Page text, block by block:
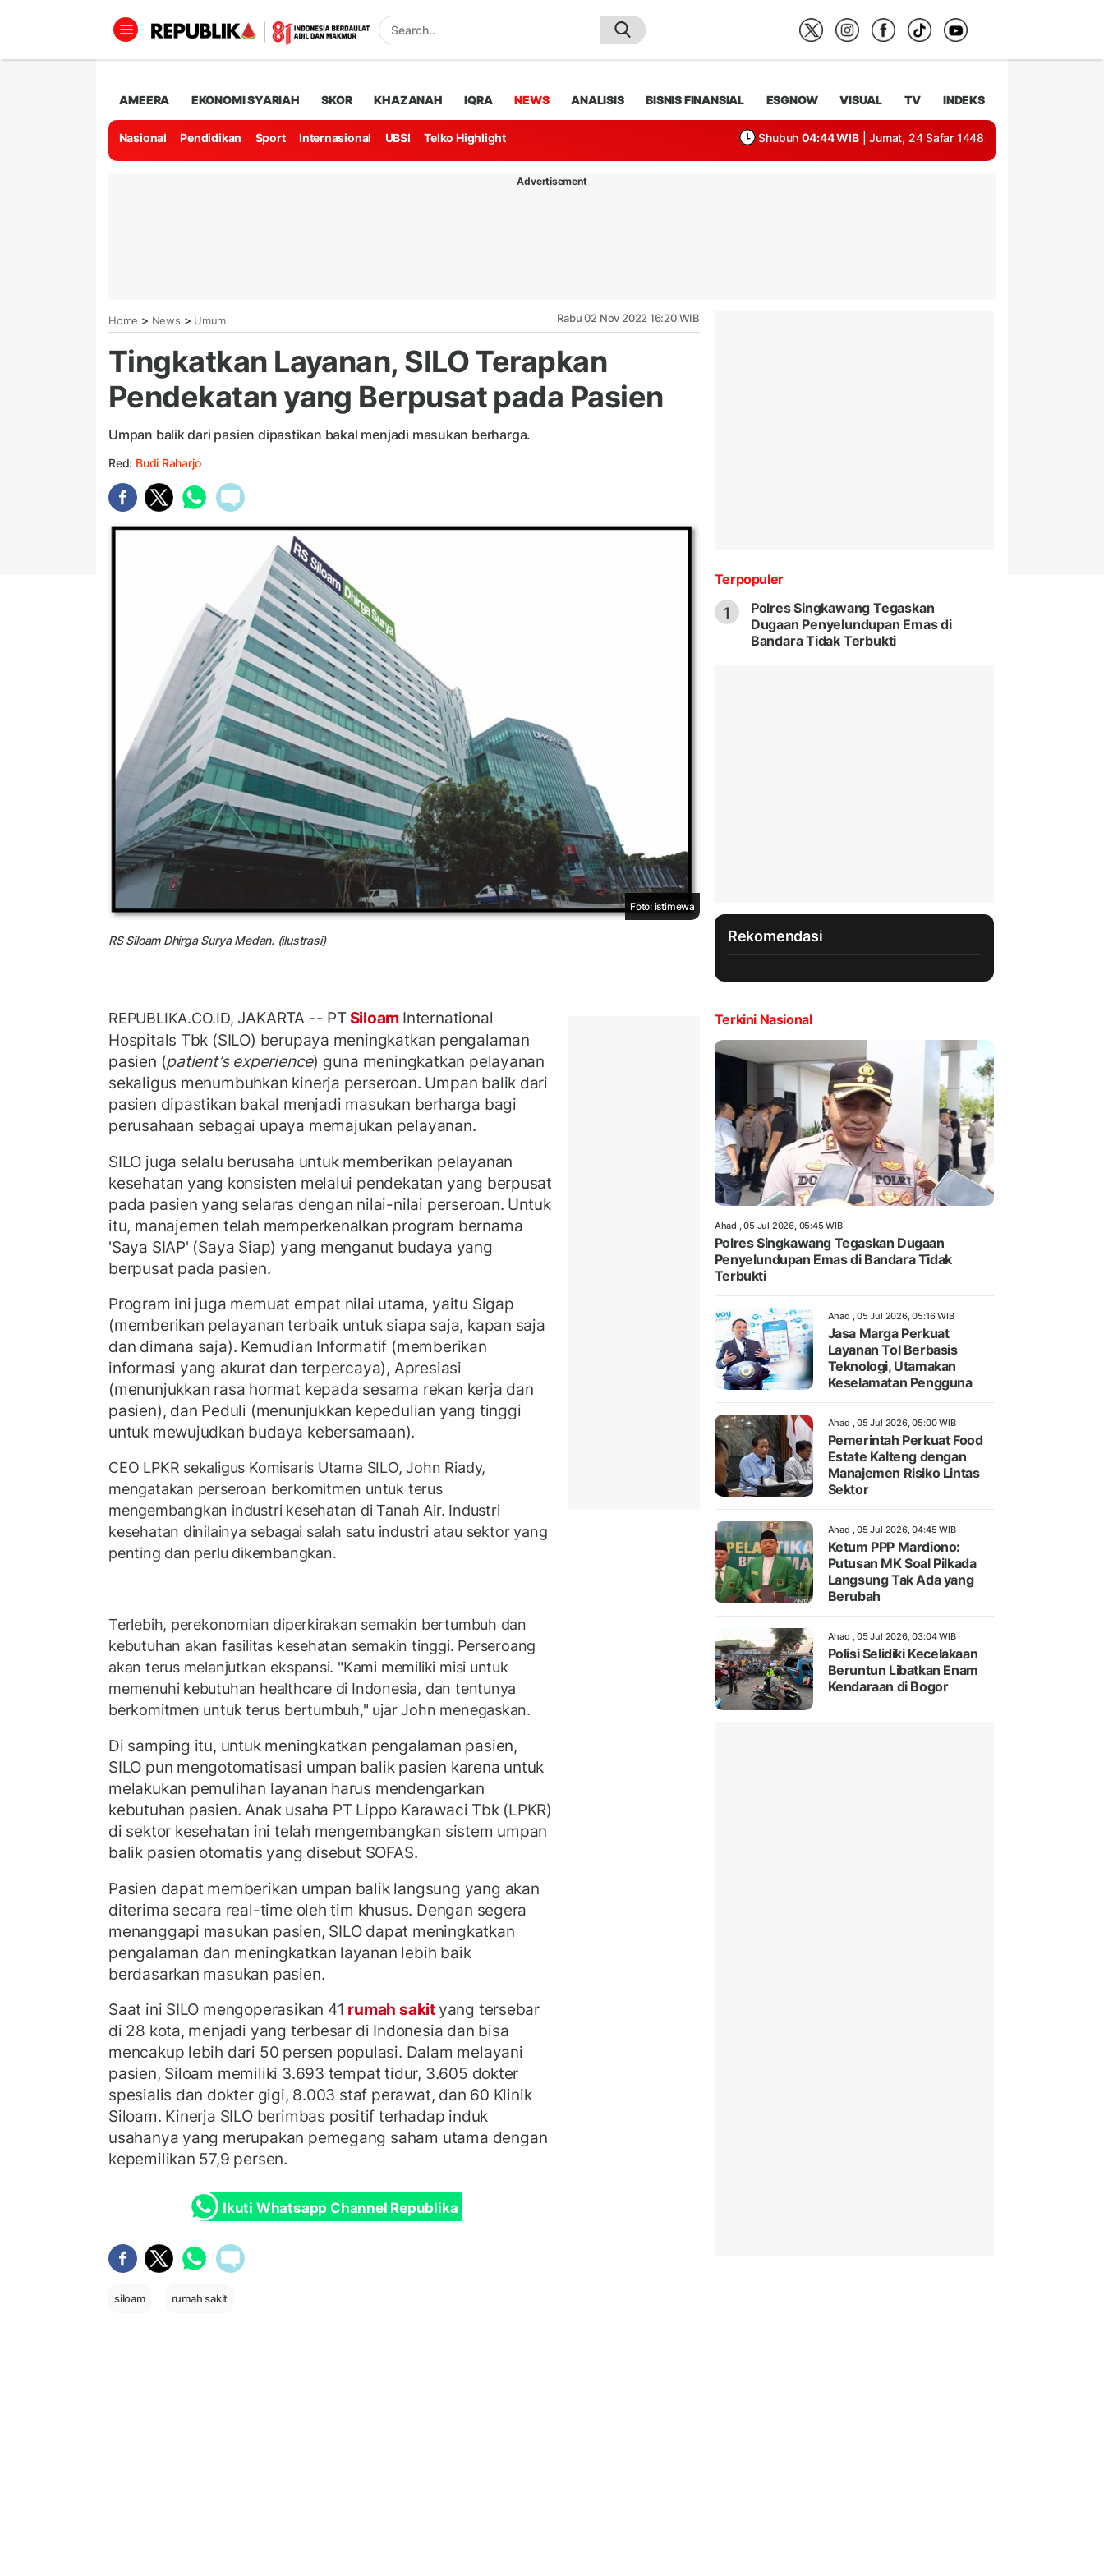
AMEERA EKONOMI SYARIAH SKOR KHAZANAH IQRA NEWS ANALISIS BISNIS FINANSIAL ESGNOW VISUAL TV INDEKS
Nasional Pendidikan Sport Internasional UBSI Telko Highlight Shubuh 04:44 WIB | Jumat, 24 Safar 1448
Advertisement
Home > News > Umum Rabu 02 Nov 2022 16:20 WIB
Tingkatkan Layanan, SILO Terapkan
Pendekatan yang Berpusat pada Pasien
Umpan balik dari pasien dipastikan bakal menjadi masukan berharga.
Red: Budi Raharjo
Foto: istimewa
RS Siloam Dhirga Surya Medan. (ilustrasi)
REPUBLIKA.CO.ID,JAKARTA -- PTSiloam International
Hospitals Tbk (SILO) berupaya meningkatkan pengalaman
pasien (patient’s experience) guna meningkatkan pelayanan
sekaligus menumbuhkan kinerja perseroan. Umpan balik dari
pasien dipastikan bakal menjadi masukan berharga bagi
perusahaan sebagai upaya memajukan pelayanan.
SILO juga selalu berusaha untuk memberikan pelayanan
kesehatan yang konsisten melalui pendekatan yang berpusat
pada pasien yang selaras dengan nilai-nilai perseroan. Untuk
itu, manajemen telah memperkenalkan program bernama
'Saya SIAP' (Saya Siap) yang menganut budaya yang
berpusat pada pasien.
Program ini juga memuat empat nilai utama, yaitu Sigap
(memberikan pelayanan terbaik untuk siapa saja, kapan saja
dan dimana saja). Kemudian Informatif (memberikan
informasi yang akurat dan terpercaya), Apresiasi
(menunjukkan rasa hormat kepada sesama rekan kerja dan
pasien), dan Peduli (menunjukkan kepedulian yang tinggi
untuk mewujudkan budaya kebersamaan).
CEO LPKR sekaligus Komisaris Utama SILO, John Riady,
mengatakan perseroan berkomitmen untuk terus
mengembangkan industri kesehatan di Tanah Air. Industri
kesehatan dinilainya sebagai salah satu industri atau sektor yang
penting dan perlu dikembangkan.
Terlebih, perekonomian diperkirakan semakin bertumbuh dan
kebutuhan akan fasilitas kesehatan semakin tinggi. Perseroang
akan terus melanjutkan ekspansi. "Kami memiliki misi untuk
memenuhi kebutuhan healthcare di Indonesia, dan tentunya
berkomitmen untuk terus bertumbuh," ujar John menegaskan.
Di samping itu, untuk meningkatkan pengalaman pasien,
SILO pun mengotomatisasi umpan balik pasien karena untuk
melakukan pemulihan layanan harus mendengarkan
kebutuhan pasien. Anak usaha PT Lippo Karawaci Tbk (LPKR)
di sektor kesehatan ini telah mengembangkan sistem umpan
balik pasien otomatis yang disebut SOFAS.
Pasien dapat memberikan umpan balik langsung yang akan
diterima secara real-time oleh tim khusus. Dengan segera
menanggapi masukan pasien, SILO dapat meningkatkan
pengalaman dan meningkatkan layanan lebih baik
berdasarkan masukan pasien.
Saat ini SILO mengoperasikan 41 rumah sakit yang tersebar
di 28 kota, menjadi yang terbesar di Indonesia dan bisa
mencakup lebih dari 50 persen populasi. Dalam melayani
pasien, Siloam memiliki 3.693 tempat tidur, 3.605 dokter
spesialis dan dokter gigi, 8.003 staf perawat, dan 60 Klinik
Siloam. Kinerja SILO berimbas positif terhadap induk
usahanya yang merupakan pemegang saham utama dengan
kepemilikan 57,9 persen.
Ikuti Whatsapp Channel Republika
siloam rumah sakit
Terpopuler
1
Polres Singkawang Tegaskan
Dugaan Penyelundupan Emas di
Bandara Tidak Terbukti
Rekomendasi
Terkini Nasional
Ahad , 05 Jul 2026, 05:45 WIB
Polres Singkawang Tegaskan Dugaan
Penyelundupan Emas di Bandara Tidak
Terbukti
Ahad , 05 Jul 2026, 05:16 WIB
Jasa Marga Perkuat
Layanan Tol Berbasis
Teknologi, Utamakan
Keselamatan Pengguna
Ahad , 05 Jul 2026, 05:00 WIB
Pemerintah Perkuat Food
Estate Kalteng dengan
Manajemen Risiko Lintas
Sektor
Ahad , 05 Jul 2026, 04:45 WIB
Ketum PPP Mardiono:
Putusan MK Soal Pilkada
Langsung Tak Ada yang
Berubah
Ahad , 05 Jul 2026, 03:04 WIB
Polisi Selidiki Kecelakaan
Beruntun Libatkan Enam
Kendaraan di Bogor